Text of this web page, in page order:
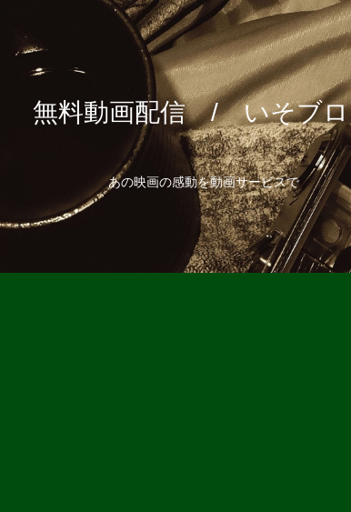
無料動画配信 / いそブ
あの映画の感動を動画サービスで